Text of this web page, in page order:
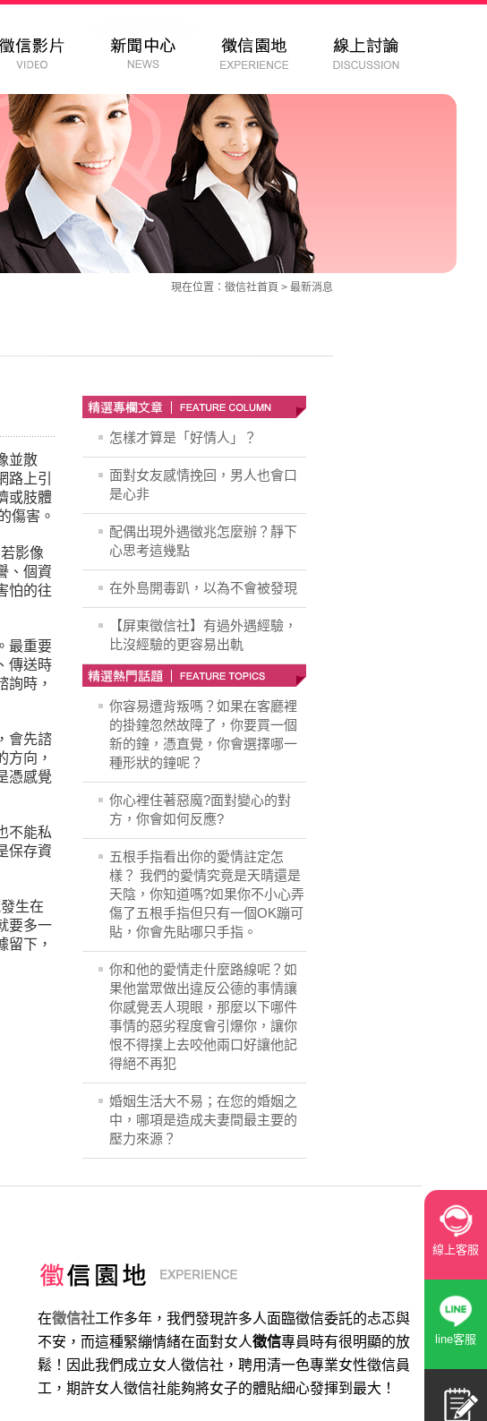
線上客服
line客服
現在位置： 徵信社首頁 > 最新消息
並散
上引
或肢體
傷害。
影像
、個資
怕的往
最重要
傳送時
詢時，
會先諮
方向，
憑感覺
不能私
保存資
生在
要多一
留下，
怎樣才算是「好情人」？
面對女友感情挽回，男人也會口
是心非
配偶出現外遇徵兆怎麼辦？靜下
心思考這幾點
在外島開毒趴，以為不會被發現
【屏東徵信社】有過外遇經驗，
比沒經驗的更容易出軌
你容易遭背叛嗎？如果在客廳裡
的掛鐘忽然故障了，你要買一個
新的鐘，憑直覺，你會選擇哪一
種形狀的鐘呢？
你心裡住著惡魔?面對變心的對
方，你會如何反應?
五根手指看出你的愛情註定怎
樣？ 我們的愛情究竟是天晴還是
天陰，你知道嗎?如果你不小心弄
傷了五根手指但只有一個OK蹦可
貼，你會先貼哪只手指。
你和他的愛情走什麼路線呢？如
果他當眾做出違反公德的事情讓
你感覺丟人現眼，那麼以下哪件
事情的惡劣程度會引爆你，讓你
恨不得撲上去咬他兩口好讓他記
得絕不再犯
婚姻生活大不易；在您的婚姻之
中，哪項是造成夫妻間最主要的
壓力來源？
在徵信社工作多年，我們發現許多人面臨徵信委託的忐忑與
不安，而這種緊繃情緒在面對女人徵信專員時有很明顯的放
鬆！因此我們成立女人徵信社，聘用清一色專業女性徵信員
工，期許女人徵信社能夠將女子的體貼細心發揮到最大 ！